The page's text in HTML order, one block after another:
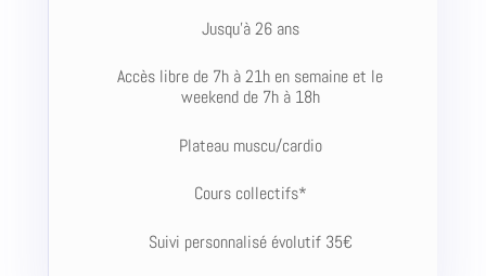
Jusqu’à 26 ans
Accès libre de 7h à 21h en semaine et le
weekend de 7h à 18h
Plateau muscu/cardio
Cours collectifs*
Suivi personnalisé évolutif 35€